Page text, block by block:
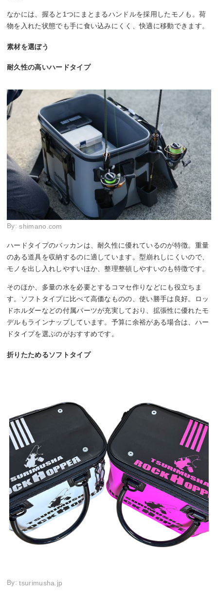
なかには、握ると1つにまとまるハンドルを採用したモノも。荷
物を入れた状態でも手に食い込みにくく、快適に移動できます。
素材を選ぼう
耐久性の高いハードタイプ
By:shimano.com
ハードタイプのバッカンは、耐久性に優れているのが特徴。重量
のある道具を収納するのに適しています。型崩れしにくいので、
モノを出し入れしやすいほか、整理整頓しやすいのも特徴です。
そのほか、多量の水を必要とするコマセ作りなどにも役立ちま
す。ソフトタイプに比べて高価なものの、使い勝手は良好。ロッ
ドホルダーなどの付属パーツが充実しており、拡張性に優れたモ
デルもラインナップしています。予算に余裕がある場合は、ハー
ドタイプを選ぶのがおすすめです。
折りたためるソフトタイプ
By:tsurimusha.jp